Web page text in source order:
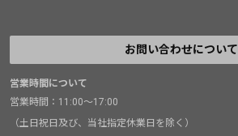
お問い合わせについて
営業時間について
営業時間：11:00～17:00
（土日祝日及び、当社指定休業日を除く）